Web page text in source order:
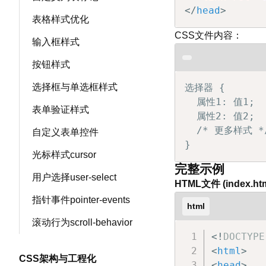
表格样式优化
输入框样式
按钮样式
选择框与单选框样式
表单验证样式
自定义表单控件
光标样式cursor
用户选择user-select
指针事件pointer-events
滚动行为scroll-behavior
CSS架构与工程化
</head>
<body>
<div
<
</ head>
CSS文件内容：
选择器 {
  属性1: 值1;
  属性2: 值2;
/* 更多样式
}
完整示例
HTML文件
html
<! DOCTYPE
< html>